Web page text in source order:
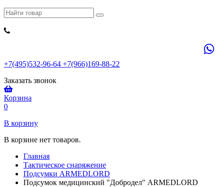
+7(495)532-96-64 +7(966)169-88-22
Заказать звонок
Корзина
0
В корзину
В корзине нет товаров.
Главная
Тактическое снаряжение
Подсумки ARMEDLORD
Подсумок медицинский "Добродел" ARMEDLORD